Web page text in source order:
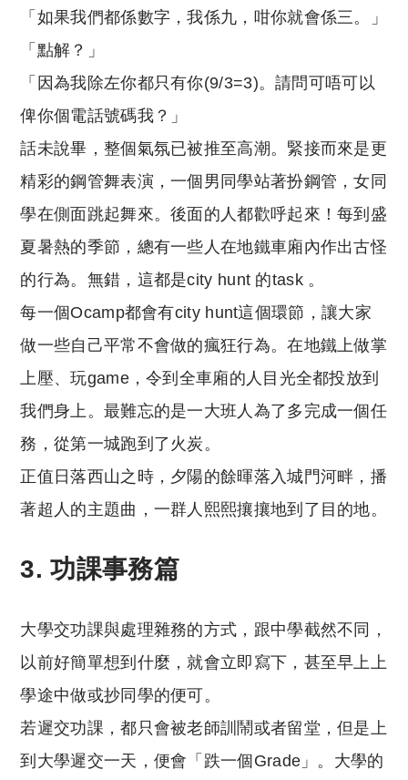
「如果我們都係數字，我係九，咁你就會係三。」
「點解？」
「因為我除左你都只有你(9/3=3)。請問可唔可以
俾你個電話號碼我？」
話未說畢，整個氣氛已被推至高潮。緊接而來是更
精彩的鋼管舞表演，一個男同學站著扮鋼管，女同
學在側面跳起舞來。後面的人都歡呼起來！每到盛
夏暑熱的季節，總有一些人在地鐵車廂內作出古怪
的行為。無錯，這都是city hunt 的task 。
每一個Ocamp都會有city hunt這個環節，讓大家
做一些自己平常不會做的瘋狂行為。在地鐵上做掌
上壓、玩game，令到全車廂的人目光全都投放到
我們身上。最難忘的是一大班人為了多完成一個任
務，從第一城跑到了火炭。
正值日落西山之時，夕陽的餘暉落入城門河畔，播
著超人的主題曲，一群人熙熙攘攘地到了目的地。
3. 功課事務篇
大學交功課與處理雜務的方式，跟中學截然不同，
以前好簡單想到什麼，就會立即寫下，甚至早上上
學途中做或抄同學的便可。
若遲交功課，都只會被老師訓鬧或者留堂，但是上
到大學遲交一天，便會「跌一個Grade」。大學的